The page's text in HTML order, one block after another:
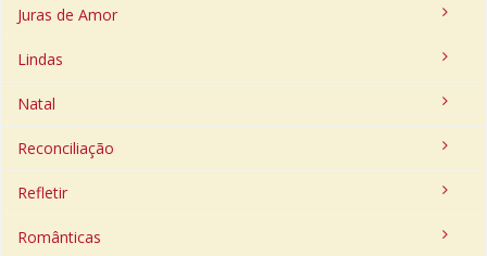
Juras de Amor
Lindas
Natal
Reconciliação
Refletir
Românticas